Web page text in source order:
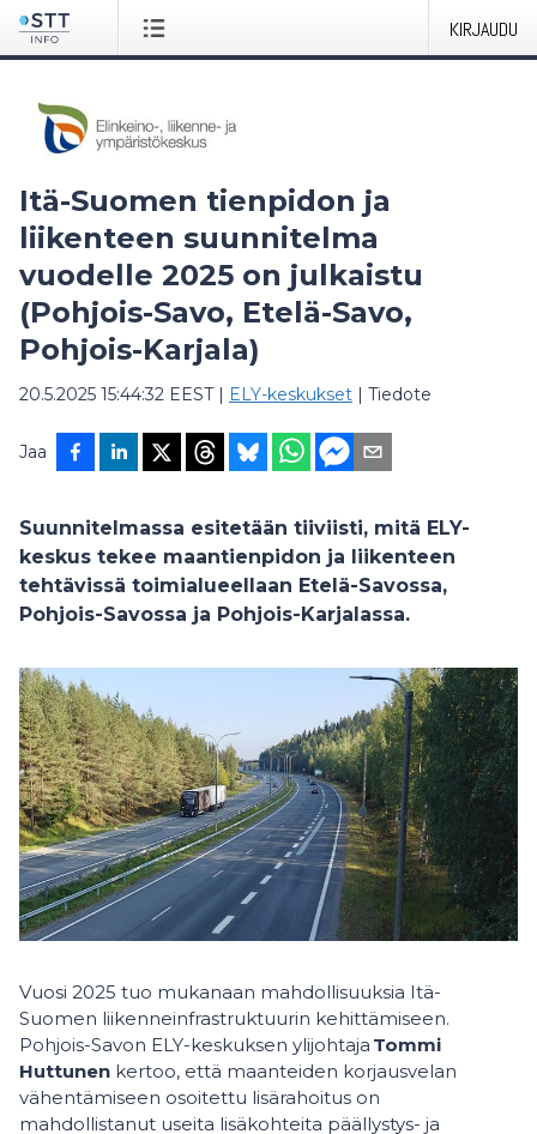
KIRJAUDU
Itä-Suomen tienpidon ja
liikenteen suunnitelma
vuodelle 2025 on julkaistu
(Pohjois-Savo, Etelä-Savo,
Pohjois-Karjala)
20.5.2025 15:44:32 EEST| ELY-keskukset | Tiedote
Jaa
Suunnitelmassa esitetään tiiviisti, mitä ELY-
keskus tekee maantienpidon ja liikenteen
tehtävissä toimialueellaan Etelä-Savossa,
Pohjois-Savossa ja Pohjois-Karjalassa.
Vuosi 2025 tuo mukanaan mahdollisuuksia Itä-
Suomen liikenneinfrastruktuurin kehittämiseen.
Pohjois-Savon ELY-keskuksen ylijohtaja Tommi
Huttunen kertoo, että maanteiden korjausvelan
vähentämiseen osoitettu lisärahoitus on
mahdollistanut useita lisäkohteita päällystys- ja